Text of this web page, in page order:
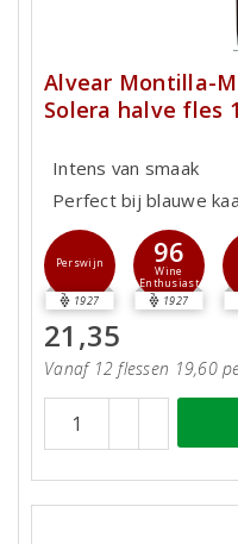
Alvear Montilla-
Solera halve fles
Intens van smaak
Perfect bij blauwe
Perswijn
1927
96
Wine
Enthusiast
1927
21,35
Vanaf 12 flessen 19,60